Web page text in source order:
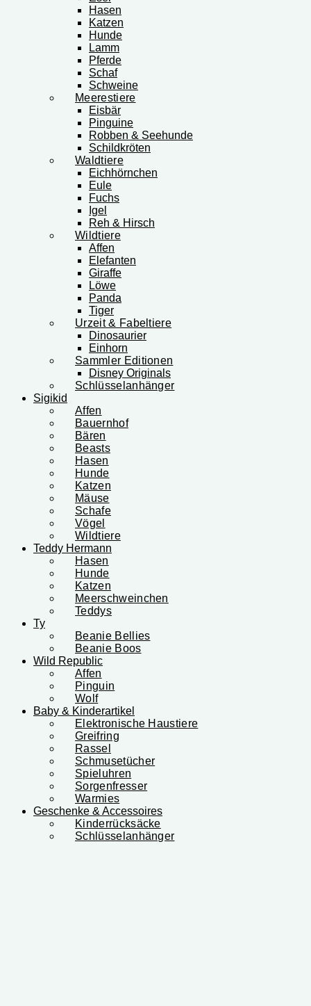
Hasen
Katzen
Hunde
Lamm
Pferde
Schaf
Schweine
Meerestiere
Eisbär
Pinguine
Robben & Seehunde
Schildkröten
Waldtiere
Eichhörnchen
Eule
Fuchs
Igel
Reh & Hirsch
Wildtiere
Affen
Elefanten
Giraffe
Löwe
Panda
Tiger
Urzeit & Fabeltiere
Dinosaurier
Einhorn
Sammler Editionen
Disney Originals
Schlüsselanhänger
Sigikid
Affen
Bauernhof
Bären
Beasts
Hasen
Hunde
Katzen
Mäuse
Schafe
Vögel
Wildtiere
Teddy Hermann
Hasen
Hunde
Katzen
Meerschweinchen
Teddys
Ty
Beanie Bellies
Beanie Boos
Wild Republic
Affen
Pinguin
Wolf
Baby & Kinderartikel
Elektronische Haustiere
Greifring
Rassel
Schmusetücher
Spieluhren
Sorgenfresser
Warmies
Geschenke & Accessoires
Kinderrücksäcke
Schlüsselanhänger